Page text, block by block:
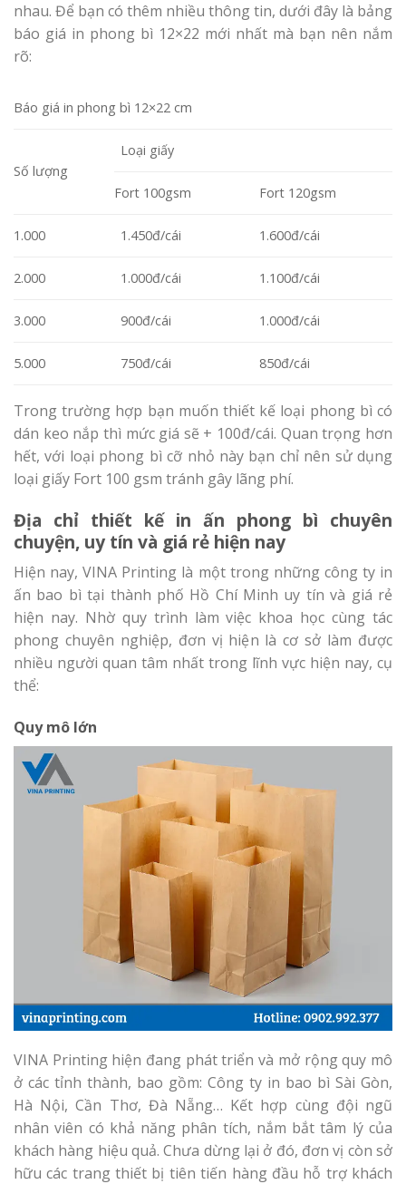
nhau. Để bạn có thêm nhiều thông tin, dưới đây là bảng
báo giá in phong bì 12×22 mới nhất mà bạn nên nắm
rõ:
Báo giá in phong bì 12×22 cm
Số lượng
Loại giấy
Fort 100gsm Fort 120gsm
1.000 1.450đ/cái 1.600đ/cái
2.000 1.000đ/cái 1.100đ/cái
3.000 900đ/cái 1.000đ/cái
5.000 750đ/cái 850đ/cái
Trong trường hợp bạn muốn thiết kế loại phong bì có
dán keo nắp thì mức giá sẽ + 100đ/cái. Quan trọng hơn
hết, với loại phong bì cỡ nhỏ này bạn chỉ nên sử dụng
loại giấy Fort 100 gsm tránh gây lãng phí.
Địa chỉ thiết kế in ấn phong bì chuyên
chuyện, uy tín và giá rẻ hiện nay
Hiện nay, VINA Printing là một trong những công ty in
ấn bao bì tại thành phố Hồ Chí Minh uy tín và giá rẻ
hiện nay. Nhờ quy trình làm việc khoa học cùng tác
phong chuyên nghiệp, đơn vị hiện là cơ sở làm được
nhiều người quan tâm nhất trong lĩnh vực hiện nay, cụ
thể:
Quy mô lớn
VINA Printing hiện đang phát triển và mở rộng quy mô
ở các tỉnh thành, bao gồm: Công ty in bao bì Sài Gòn,
Hà Nội, Cần Thơ, Đà Nẵng… Kết hợp cùng đội ngũ
nhân viên có khả năng phân tích, nắm bắt tâm lý của
khách hàng hiệu quả. Chưa dừng lại ở đó, đơn vị còn sở
hữu các trang thiết bị tiên tiến hàng đầu hỗ trợ khách